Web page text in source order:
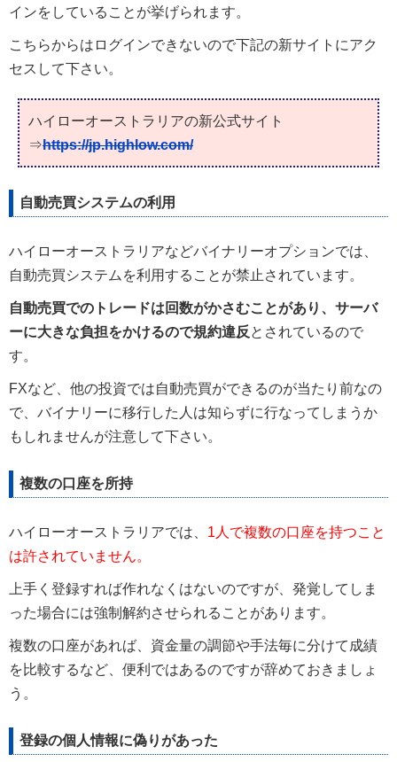
インをしていることが挙げられます。
こちらからはログインできないので下記の新サイトにアク
セスして下さい。
ハイローオーストラリアの新公式サイト
⇒https://jp.highlow.com/
自動売買システムの利用
ハイローオーストラリアなどバイナリーオプションでは、
自動売買システムを利用することが禁止されています。
自動売買でのトレードは回数がかさむことがあり、サーバ
ーに大きな負担をかけるので規約違反 とされているので
す。
FXなど、他の投資では自動売買ができるのが当たり前なの
で、バイナリーに移行した人は知らずに行なってしまうか
もしれませんが注意して下さい。
複数の口座を所持
ハイローオーストラリアでは、 1人で複数の口座を持つこと
は許されていません。
上手く登録すれば作れなくはないのですが、発覚してしま
った場合には強制解約させられることがあります。
複数の口座があれば、資金量の調節や手法毎に分けて成績
を比較するなど、便利ではあるのですが辞めておきましょ
う。
登録の個人情報に偽りがあった